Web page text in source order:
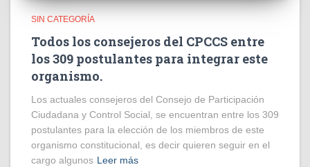
SIN CATEGORÍA
Todos los consejeros del CPCCS entre
los 309 postulantes para integrar este
organismo.
Los actuales consejeros del Consejo de Participación
Ciudadana y Control Social, se encuentran entre los 309
postulantes para la elección de los miembros de este
organismo constitucional, es decir quieren seguir en el
cargo algunos Leer más